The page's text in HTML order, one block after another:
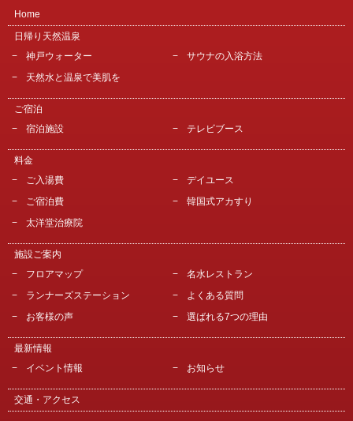
Home
日帰り天然温泉
神戸ウォーター
サウナの入浴方法
天然水と温泉で美肌を
ご宿泊
宿泊施設
テレビブース
料金
ご入湯費
デイユース
ご宿泊費
韓国式アカすり
太洋堂治療院
施設ご案内
フロアマップ
名水レストラン
ランナーズステーション
よくある質問
お客様の声
選ばれる7つの理由
最新情報
イベント情報
お知らせ
交通・アクセス